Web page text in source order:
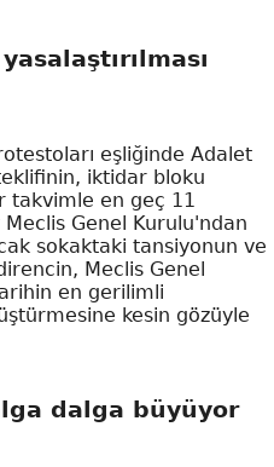
eşliğinde Adalet
iktidar bloku
takvimle en geç 11
Genel Kurulu'ndan
sokaktaki tansiyonun ve
Meclis Genel
en gerilimli
kesin gözüyle
dalga büyüyor